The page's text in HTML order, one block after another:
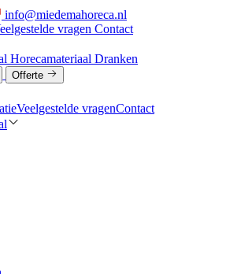
info@miedemahoreca.nl
vragen Contact
Horecamateriaal Dranken
Offerte
Veelgestelde vragenContact